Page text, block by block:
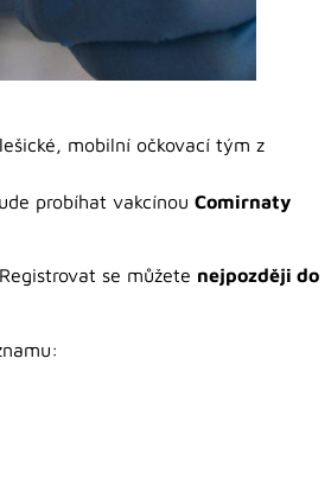
mobilní očkovací tým z
probíhat vakcínou Comirnaty
se můžete nejpozději do